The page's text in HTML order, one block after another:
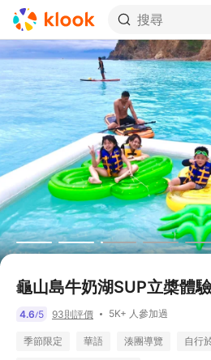
搜尋
龜山島牛奶湖SUP立槳體
4.6/5 93則評價 5K+ 人參加過
季節限定 華語 湊團導覽 自行